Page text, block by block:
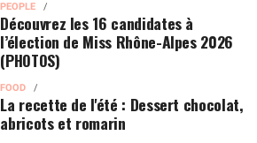
PEOPLE
Découvrez les 16 candidates à
l’élection de Miss Rhône-Alpes 2026
(PHOTOS)
FOOD
La recette de l'été : Dessert chocolat,
abricots et romarin